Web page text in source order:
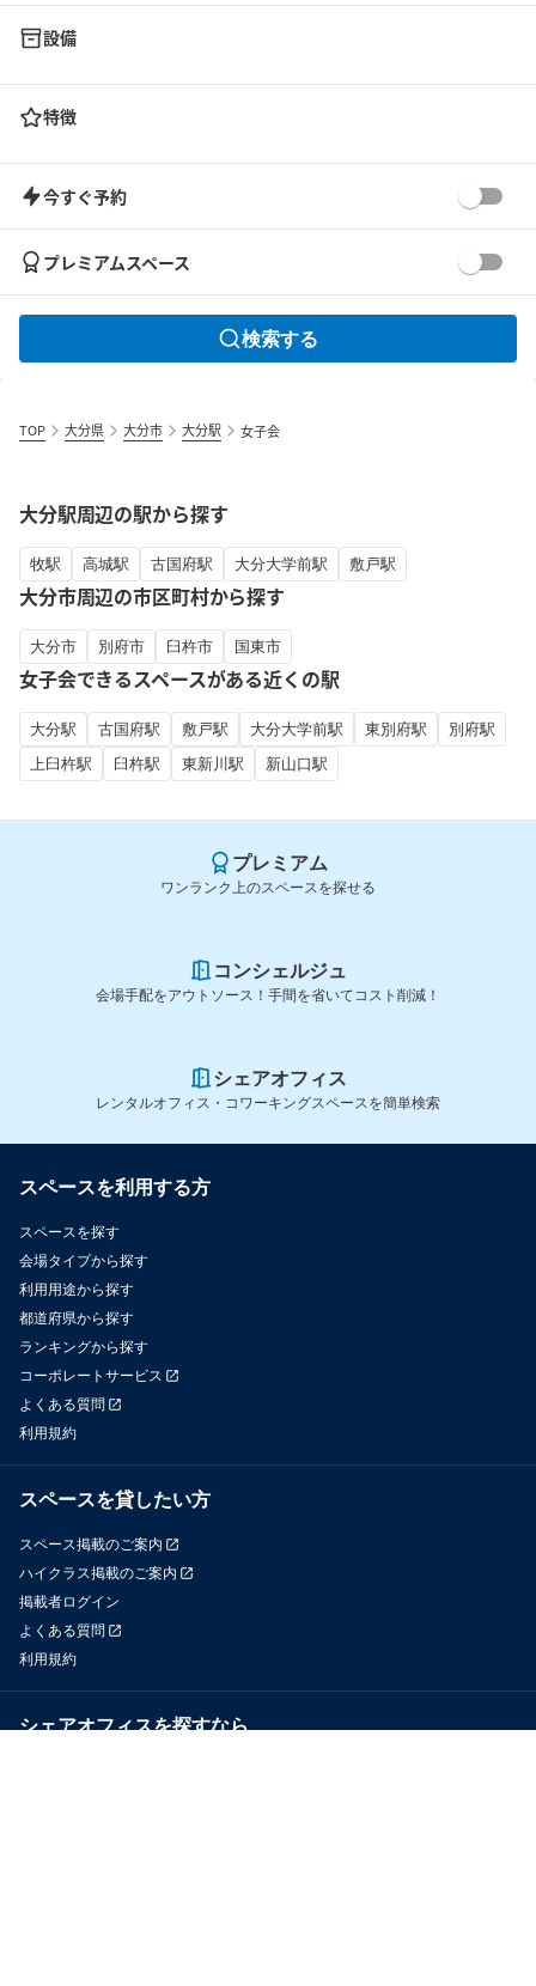
設備
特徴
今すぐ予約
プレミアムスペース
検索する
TOP 大分県 大分市 大分駅 女子会
大分駅周辺の駅から探す
牧駅 高城駅 古国府駅 大分大学前駅 敷戸駅
大分市周辺の市区町村から探す
大分市 別府市 臼杵市 国東市
女子会できるスペースがある近くの駅
大分駅 古国府駅 敷戸駅 大分大学前駅 東別府駅
別府駅
上臼杵駅
臼杵駅 東新川駅 新山口駅
プレミアム
ワンランク上のスペースを探せる
コンシェルジュ
会場手配をアウトソース！手間を省いてコスト削減！
シェアオフィス
レンタルオフィス・コワーキングスペースを簡単検索
スペースを利用する方
スペースを探す
会場タイプから探す
利用用途から探す
都道府県から探す
ランキングから探す
コーポレートサービス
よくある質問
利用規約
スペースを貸したい方
スペース掲載のご案内
ハイクラス掲載のご案内
掲載者ログイン
よくある質問
利用規約
シェアオフィスを探すなら